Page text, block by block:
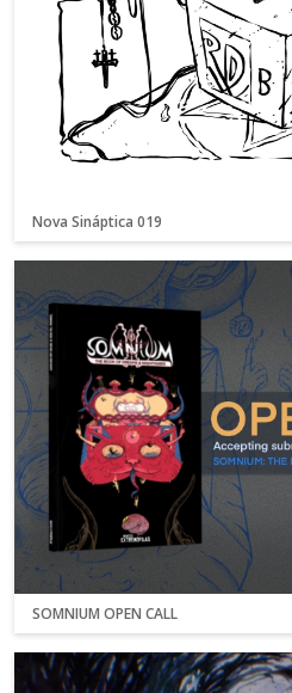
Nova Sináptica 019
SOMNIUM OPEN CALL